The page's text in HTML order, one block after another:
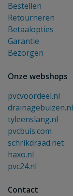
Bestellen
Retourneren
Betaalopties
Garantie
Bezorgen
Onze webshops
pvcvoordeel.nl
drainagebuizen.nl
tyleenslang.nl
pvcbuis.com
schrikdraad.net
haxo.nl
pvc24.nl
Contact